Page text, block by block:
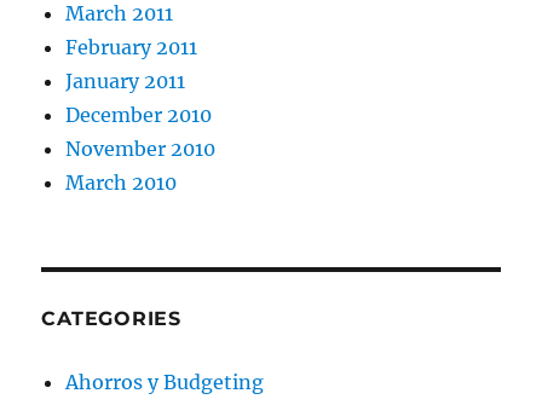
March 2011
February 2011
January 2011
December 2010
November 2010
March 2010
CATEGORIES
Ahorros y Budgeting